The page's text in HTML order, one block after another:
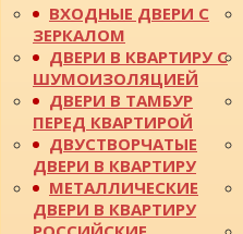
ВХОДНЫЕ ДВЕРИ С
ЗЕРКАЛОМ
ДВЕРИ В КВАРТИРУ С
ШУМОИЗОЛЯЦИЕЙ
ДВЕРИ В ТАМБУР
ПЕРЕД КВАРТИРОЙ
ДВУСТВОРЧАТЫЕ
ДВЕРИ В КВАРТИРУ
МЕТАЛЛИЧЕСКИЕ
ДВЕРИ В КВАРТИРУ